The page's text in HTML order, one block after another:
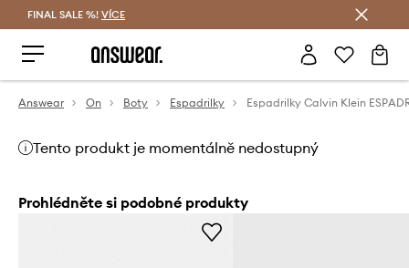
FINAL SALE %! VÍCE
Answear On Boty Espadrilky
Tento produkt je momentálně nedostupný
Prohlédněte si podobné produkty